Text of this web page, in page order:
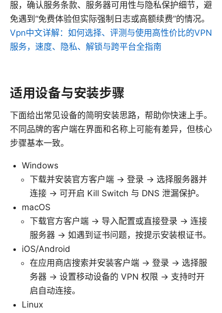
服，确认服务条款、服务器可用性与隐私保护细节，避
免遇到“免费体验但实际强制日志或高额续费”的情况。
Vpn中文详解：如何选择、评测与使用高性价比的VPN
服务，速度、隐私、解锁与跨平台全指南
适用设备与安装步骤
下面给出常见设备的简明安装思路，帮助你快速上手。
不同品牌的客户端在界面和名称上可能有差异，但核心
步骤基本一致。
Windows
下载并安装官方客户端 → 登录 → 选择服务器并
连接 → 可开启 Kill Switch 与 DNS 泄漏保护。
macOS
下载官方客户端 → 导入配置或直接登录 → 连接
服务器 → 如遇到证书问题，按提示安装根证书。
iOS/Android
在应用商店搜索并安装客户端 → 登录 → 选择服
务器 → 设置移动设备的 VPN 权限 → 支持时开
启自动连接。
Linux